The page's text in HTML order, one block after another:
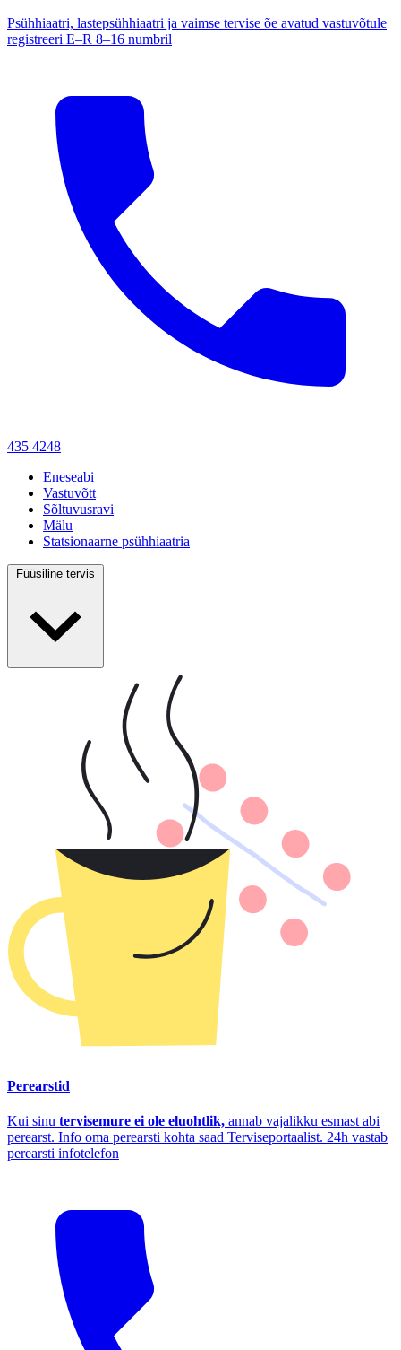
Psühhiaatri, lastepsühhiaatri ja vaimse tervise õe avatud vastuvõtule
registreeri E–R 8–16 numbril
435 4248
Eneseabi
Vastuvõtt
Sõltuvusravi
Mälu
Statsionaarne psühhiaatria
Füüsiline tervis
Perearstid
Kui sinu tervisemure ei ole eluohtlik, annab vajalikku esmast abi
perearst. Info oma perearsti kohta saad Terviseportaalist. 24h vastab
perearsti infotelefon